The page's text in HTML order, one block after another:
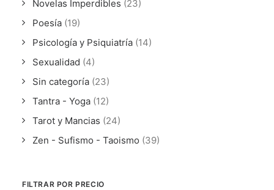
Novelas Imperdibles (23)
Poesía (19)
Psicología y Psiquiatría (14)
Sexualidad (4)
Sin categoría (23)
Tantra - Yoga (12)
Tarot y Mancias (24)
Zen - Sufismo - Taoismo (39)
FILTRAR POR PRECIO